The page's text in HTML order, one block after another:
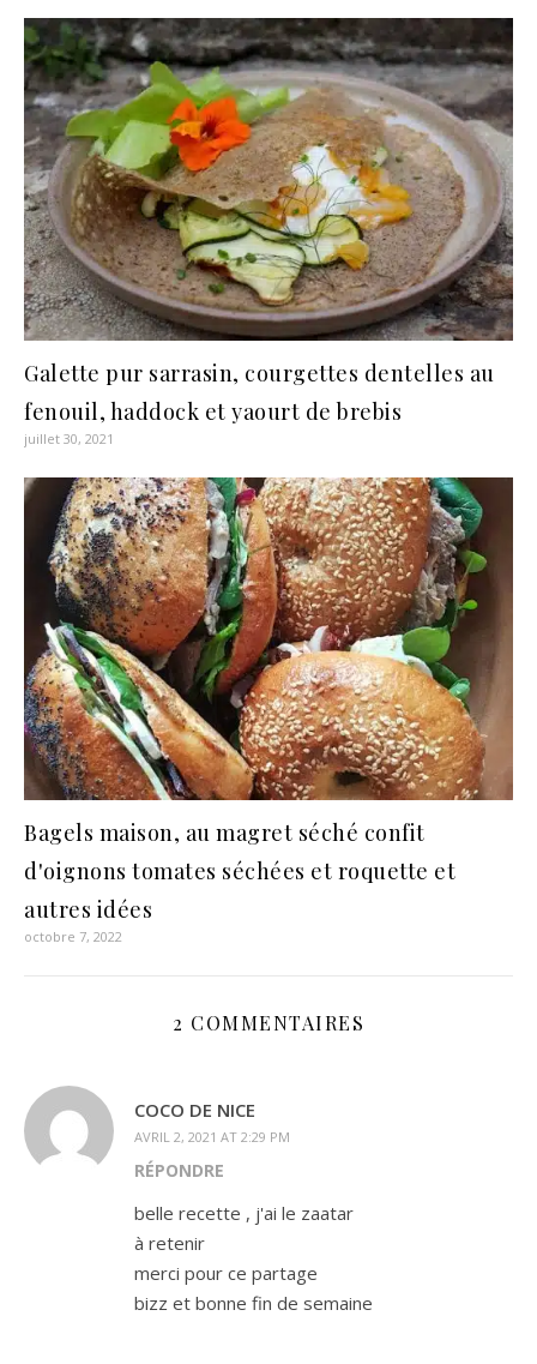
Galette pur sarrasin, courgettes dentelles au
fenouil, haddock et yaourt de brebis
juillet 30, 2021
Bagels maison, au magret séché confit
d'oignons tomates séchées et roquette et
autres idées
octobre 7, 2022
2 COMMENTAIRES
COCO DE NICE
AVRIL 2, 2021 AT 2:29 PM
RÉPONDRE
belle recette , j'ai le zaatar
à retenir
merci pour ce partage
bizz et bonne fin de semaine